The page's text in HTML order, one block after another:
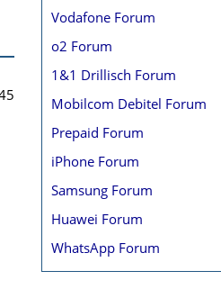
Vodafone Forum
o2 Forum
1&1 Drillisch Forum
Mobilcom Debitel Forum
Prepaid Forum
iPhone Forum
Samsung Forum
Huawei Forum
WhatsApp Forum